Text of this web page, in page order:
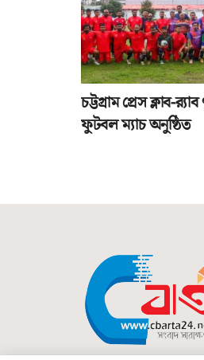
চট্টগ্রাম প্রেস ক্লাব-র‌্যাব
ফুটবল ম্যাচ অনুষ্ঠিত